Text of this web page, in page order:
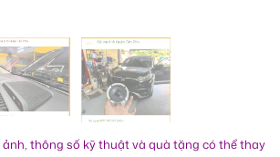
ảnh, thông số kỹ thuật và quà tặng có thể thay